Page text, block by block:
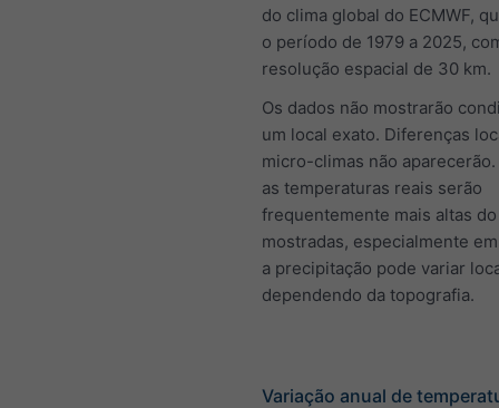
do clima global do ECMWF,
o período de 1979 a 2025,
resolução espacial de 30 km.
Os dados não mostrarão
um local exato. Diferenças
micro-climas não
as temperaturas reais serão
frequentemente mais altas
mostradas, especialmente
a precipitação pode variar
dependendo da topografia.
Variação anual de